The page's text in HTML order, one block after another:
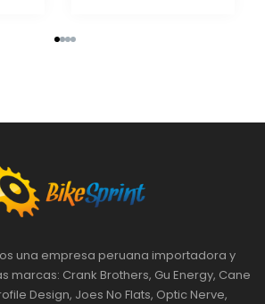
una empresa peruana importadora y
marcas: Crank Brothers, Gu Energy, Cane
Design, Joes No Flats, Optic Nerve,